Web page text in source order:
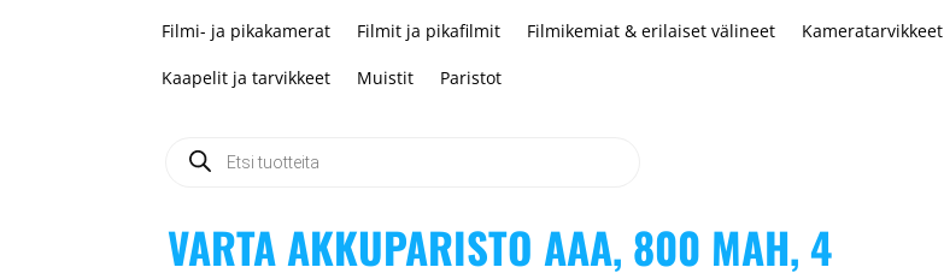
Filmi- ja pikakamerat Filmit ja pikafilmit Filmikemiat & erilaiset välineet Kameratarvikkeet
Kaapelit ja tarvikkeet Muistit Paristot
Products
search
VARTA AKKUPARISTO AAA, 800 MAH, 4